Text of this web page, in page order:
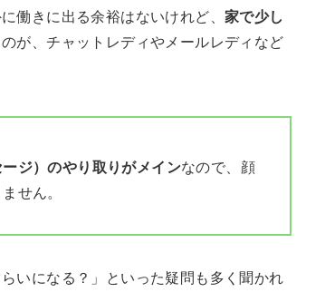
に働きに出る余裕はないけれど、家で少し
が、チャットレディやメールレディなど
ジ）のやり取りがメインなので、顔
せん。
いになる？」といった疑問も多く聞かれ